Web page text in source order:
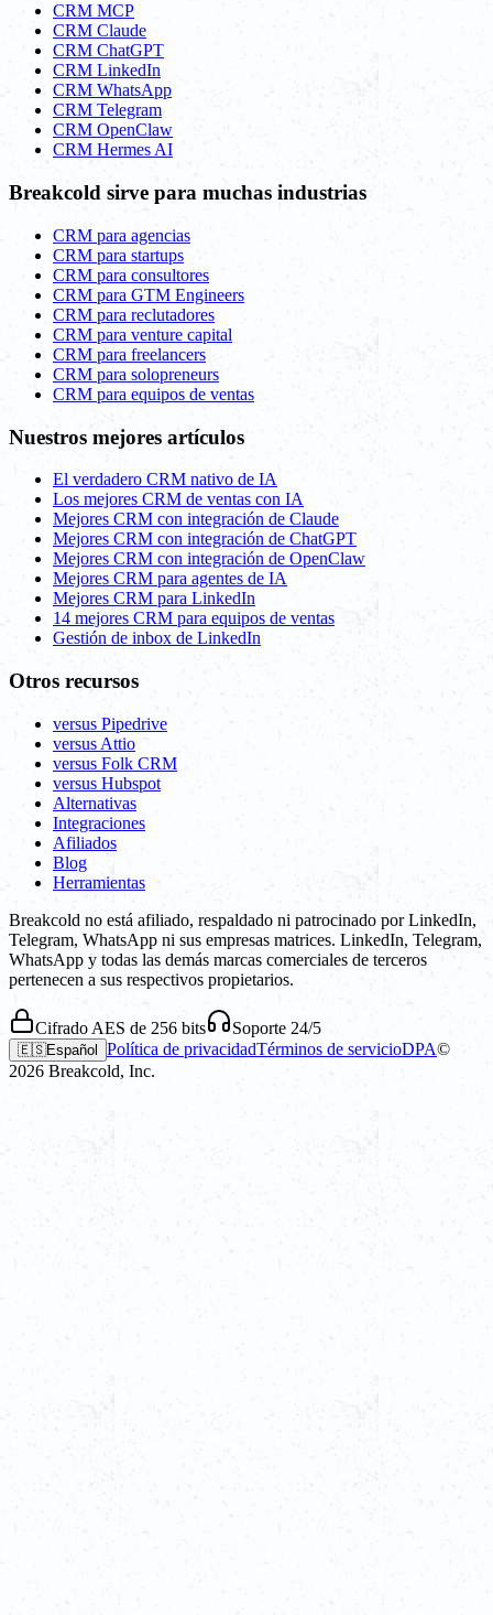
CRM MCP
CRM Claude
CRM ChatGPT
CRM LinkedIn
CRM WhatsApp
CRM Telegram
CRM OpenClaw
CRM Hermes AI
Breakcold sirve para muchas industrias
CRM para agencias
CRM para startups
CRM para consultores
CRM para GTM Engineers
CRM para reclutadores
CRM para venture capital
CRM para freelancers
CRM para solopreneurs
CRM para equipos de ventas
Nuestros mejores artículos
El verdadero CRM nativo de IA
Los mejores CRM de ventas con IA
Mejores CRM con integración de Claude
Mejores CRM con integración de ChatGPT
Mejores CRM con integración de OpenClaw
Mejores CRM para agentes de IA
Mejores CRM para LinkedIn
14 mejores CRM para equipos de ventas
Gestión de inbox de LinkedIn
Otros recursos
versus Pipedrive
versus Attio
versus Folk CRM
versus Hubspot
Alternativas
Integraciones
Afiliados
Blog
Herramientas
Breakcold no está afiliado, respaldado ni patrocinado por LinkedIn,
Telegram, WhatsApp ni sus empresas matrices. LinkedIn, Telegram,
WhatsApp y todas las demás marcas comerciales de terceros
pertenecen a sus respectivos propietarios.
Cifrado AES de 256 bits Soporte 24/5
🇪🇸Español Política de privacidadTérminos de servicioDPA©
2026 Breakcold, Inc.